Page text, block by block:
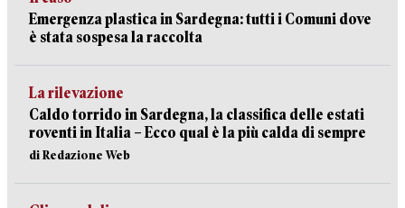
Emergenza plastica in Sardegna: tutti i Comuni dove
è stata sospesa la raccolta
La rilevazione
Caldo torrido in Sardegna, la classifica delle estati
roventi in Italia – Ecco qual è la più calda di sempre
di Redazione Web